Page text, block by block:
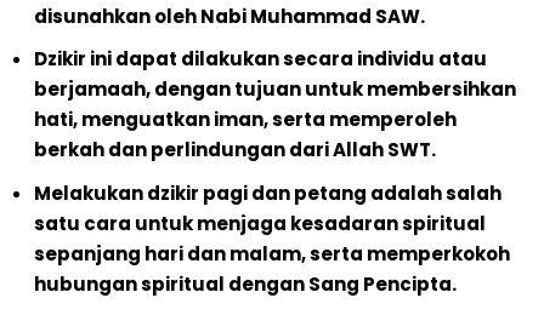
disunahkan oleh Nabi Muhammad SAW.
Dzikir ini dapat dilakukan secara individu atau
berjamaah, dengan tujuan untuk membersihkan
hati, menguatkan iman, serta memperoleh
berkah dan perlindungan dari Allah SWT.
Melakukan dzikir pagi dan petang adalah salah
satu cara untuk menjaga kesadaran spiritual
sepanjang hari dan malam, serta memperkokoh
hubungan spiritual dengan Sang Pencipta.